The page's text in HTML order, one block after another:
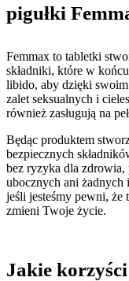
pigułki
Femmax to tabletki
składniki, które w
libido, aby dzięki
zalet seksualnych i
również zasługują na
Będąc produktem
bezpiecznych
bez ryzyka dla
ubocznych ani
jeśli jesteśmy pewni, że
zmieni Twoje życie.
Jakie